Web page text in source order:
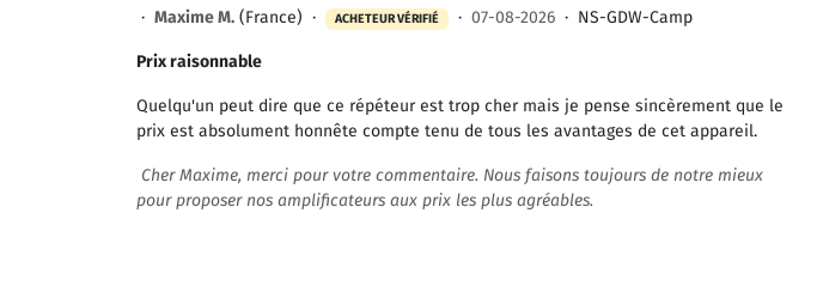
· Maxime M. (France) · ACHETEUR VÉRIFIÉ · 07-08-2026 · NS-GDW-Camp
Prix raisonnable
Quelqu'un peut dire que ce répéteur est trop cher mais je pense sincèrement que le
prix est absolument honnête compte tenu de tous les avantages de cet appareil.
Cher Maxime, merci pour votre commentaire. Nous faisons toujours de notre mieux
pour proposer nos amplificateurs aux prix les plus agréables.